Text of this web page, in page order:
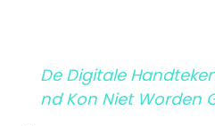
De Digitale
Nd Kon Niet Worden